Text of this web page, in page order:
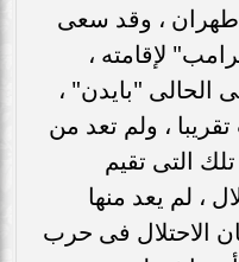
، وقد سعى
لإقامته ،
الحالى "بايدن" ،
، ولم تعد من
التى تقيم
، لم يعد منها
الاحتلال فى حرب